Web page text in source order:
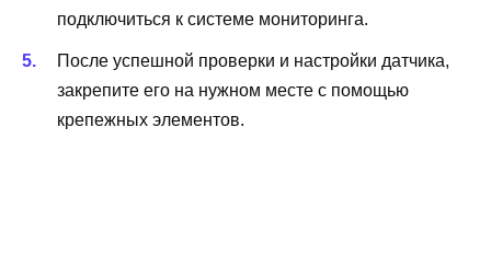
подключиться к системе мониторинга.
После успешной проверки и настройки датчика,
закрепите его на нужном месте с помощью
крепежных элементов.